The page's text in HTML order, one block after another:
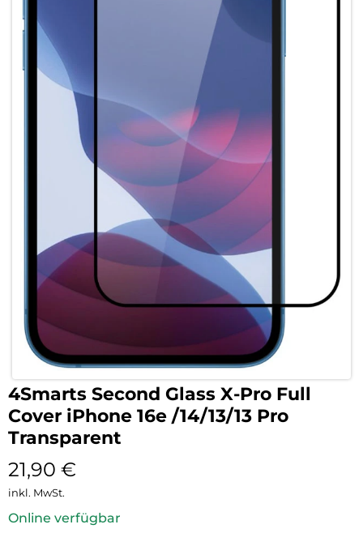
4Smarts Second Glass X-Pro Full
Cover iPhone 16e /14/13/13 Pro
Transparent
21,90 €
inkl. MwSt.
Online verfügbar